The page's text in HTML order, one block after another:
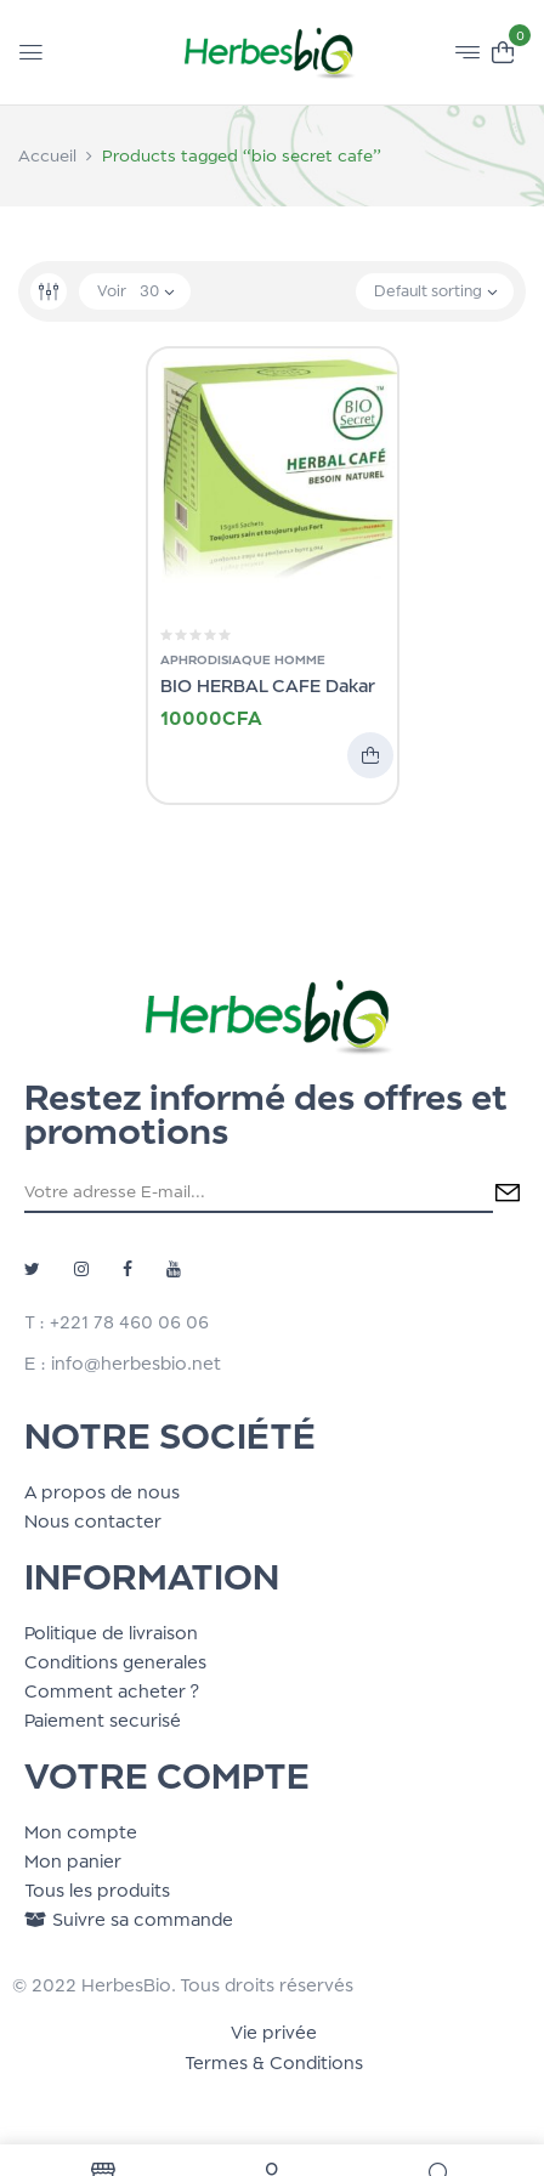
0
Accueil Products tagged “bio secret cafe”
Default sorting
Voir 30
APHRODISIAQUE HOMME
BIO HERBAL CAFE Dakar
10000CFA
Restez informé des offres et
promotions
T : +221 78 460 06 06
E : info@herbesbio.net
NOTRE SOCIÉTÉ
A propos de nous
Nous contacter
INFORMATION
Politique de livraison
Conditions generales
Comment acheter ?
Paiement securisé
VOTRE COMPTE
Mon compte
Mon panier
Tous les produits
Suivre sa commande
© 2022 HerbesBio. Tous droits réservés
Vie privée
Termes & Conditions